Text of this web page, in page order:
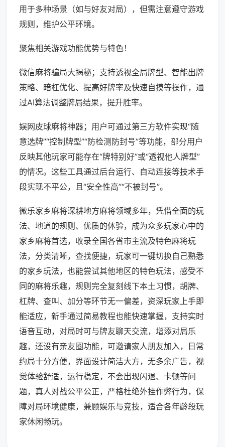
用于多种场景（如与好友对局），但需注意遵守游戏
规则，维护公平环境。
聚焦相关游戏功能优势与特色！
微信麻将骗局大揭秘；支持透视全局牌型、智能出牌
策略、暗杠优化、提高好牌率及快速自摸等操作，通
过AI算法调整牌局结果，提升胜率。
娱网皮球麻将神器；用户可通过第三方软件实现“随
意选牌”“控制牌型”“防检测防封号”等功能，部分用户
反映其他玩家可能存在“牌特别好”或“透视他人牌型”
的情况。这些工具通过后台运行、自动连接等技术手
段实现不平公，且“安全性高”“不被封号”。
微乐家乡麻将深耕地方麻将领域多年，凭借全面的玩
法、地道的规则、优质的体验，成为众多玩家心中的
家乡麻将首选，收录全国各省市主流及特色麻将玩
法，分类清晰，查找便捷，玩家可一键切换自己熟悉
的家乡玩法，也能尝试其他地区的特色玩法，感受不
同的麻将乐趣，规则完全复刻线下本土习惯，胡牌、
杠牌、查叫、加分等环节无一偏差，资深玩家上手即
能适应，新手通过简易教程也能快速掌握，支持实时
语音互动，对局时可与牌友聊天交流，增添对局乐
趣，还设有亲友圈功能，可邀请家人朋友加入，日常
约局十分方便，界面设计简洁大方，无多余广告，视
觉体验舒适，运行稳定，不会出现闪退、卡顿等问
题，真人对战公平公正，严格杜绝外挂作弊行为，保
障对局环境健康，兼顾娱乐与竞技，适合各年龄段玩
家休闲畅玩。